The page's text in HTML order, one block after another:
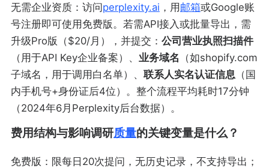
无需企业资质：访问perplexity.ai ，用邮箱或Google账
号注册即可使用免费版。若需API接入或批量导出，需
升级Pro版（$20/月），并提交： 公司营业执照扫描件
（用于API Key企业备案）、 业务域名 （如shopify.com
子域名，用于调用白名单）、 联系人实名认证信息 （国
内手机号+身份证后4位）。整个流程平均耗时17分钟
（2024年6月Perplexity后台数据）。
费用结构与影响调研质量的关键变量是什么？
免费版：限每日20次提问，无历史记录，不支持导出；